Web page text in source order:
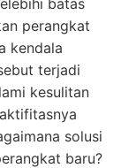
batas
perangkat
kendala
terjadi
kesulitan
solusi
baru?